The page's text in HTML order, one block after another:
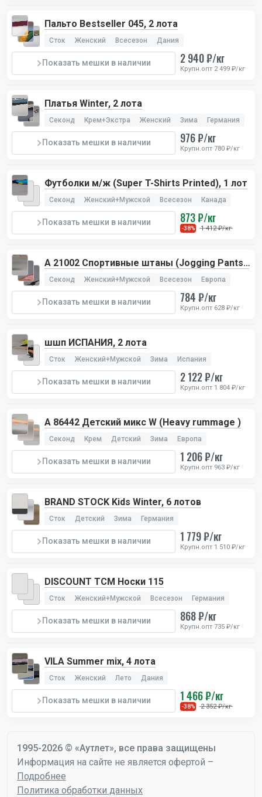
Пальто Bestseller 045, 2 лота
Сток Женский Всесезон Дания
Показать мешки в наличии 2 940 ₽/кг
Крупн.опт 2 499 ₽/кг
Платья Winter, 2 лота
Секонд Крем+Экстра Женский Зима Германия
Показать мешки в наличии 976 ₽/кг
Крупн.опт 780 ₽/кг
Футболки м/ж (Super T-Shirts Printed), 1 лот
Секонд Женский+Мужской Всесезон Канада
Показать мешки в наличии 873 ₽/кг
-38% 1 412 ₽/кг
А 21002 Спортивные штаны (Jogging Pants),
2 лота
Секонд Женский+Мужской Всесезон Европа
Показать мешки в наличии 784 ₽/кг
Крупн.опт 628 ₽/кг
шшп ИСПАНИЯ, 2 лота
Сток Женский+Мужской Зима Испания
Показать мешки в наличии 2 122 ₽/кг
Крупн.опт 1 804 ₽/кг
А 86442 Детский микс W (Heavy rummage )
Секонд Крем Детский Зима Европа
Показать мешки в наличии 1 206 ₽/кг
Крупн.опт 963 ₽/кг
BRAND STOCK Kids Winter, 6 лотов
Сток Детский Зима Германия
Показать мешки в наличии 1 779 ₽/кг
Крупн.опт 1 510 ₽/кг
DISCOUNT TCM Носки 115
Сток Женский+Мужской Всесезон Германия
Показать мешки в наличии 868 ₽/кг
Крупн.опт 735 ₽/кг
VILA Summer mix, 4 лота
Сток Женский Лето Дания
Показать мешки в наличии 1 466 ₽/кг
-38% 2 352 ₽/кг
1995-2026 © «Аутлет», все права защищены
Информация на сайте не является офертой –
Подробнее
Политика обработки данных